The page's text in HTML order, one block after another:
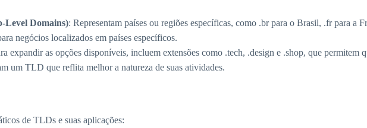
Level Domains): Representam países ou regiões específicas, como .br para o Brasil, .fr para a
negócios localizados em países específicos.
expandir as opções disponíveis, incluem extensões como .tech, .design e .shop, que permitem
um TLD que reflita melhor a natureza de suas atividades.
de TLDs e suas aplicações: